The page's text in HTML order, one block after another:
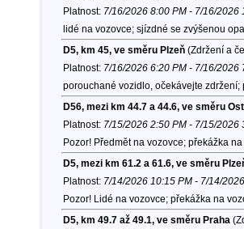
Platnost: 7/16/2026 8:00 PM - 7/16/2026
lidé na vozovce; sjízdné se zvýšenou
D5, km 45, ve směru Plzeň(Zdržení a
Platnost: 7/16/2026 6:20 PM - 7/16/2026
porouchané vozidlo, očekávejte
D56, mezi km 44.7 a 44.6, ve směru
Platnost: 7/15/2026 2:50 PM - 7/15/2026
Pozor! Předmět na vozovce; překážka
D5, mezi km 61.2 a 61.6, ve směru
Platnost: 7/14/2026 10:15 PM - 7/14/
Pozor! Lidé na vozovce; překážka na
D5, km 49.7 až 49.1, ve směru Praha